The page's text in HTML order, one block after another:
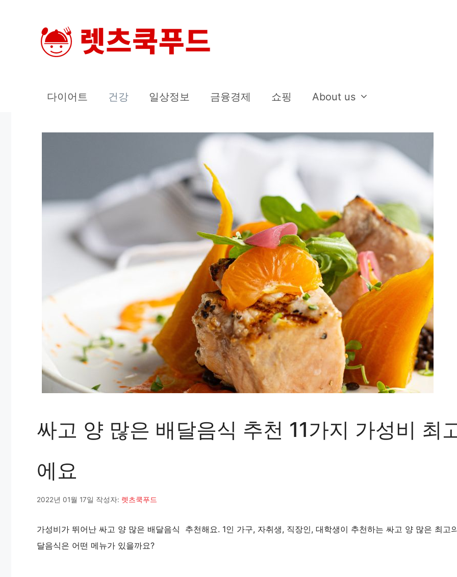
다이어트 건강 일상정보 금융경제 쇼핑 About us
싸고 양 많은 배달음식 추천 11가지 가성비 최
에요
2022년 01월 17일 작성자: 렛츠쿡푸드
가성비가 뛰어난 싸고 양 많은 배달음식 추천해요. 1인 가구, 자취생, 직장인, 대학생이 추천하는 싸고 양 많은 최고
달음식은 어떤 메뉴가 있을까요?